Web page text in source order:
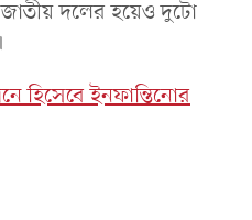
দলের হয়েও দুটো
হিসেবে ইনফান্তিনোর